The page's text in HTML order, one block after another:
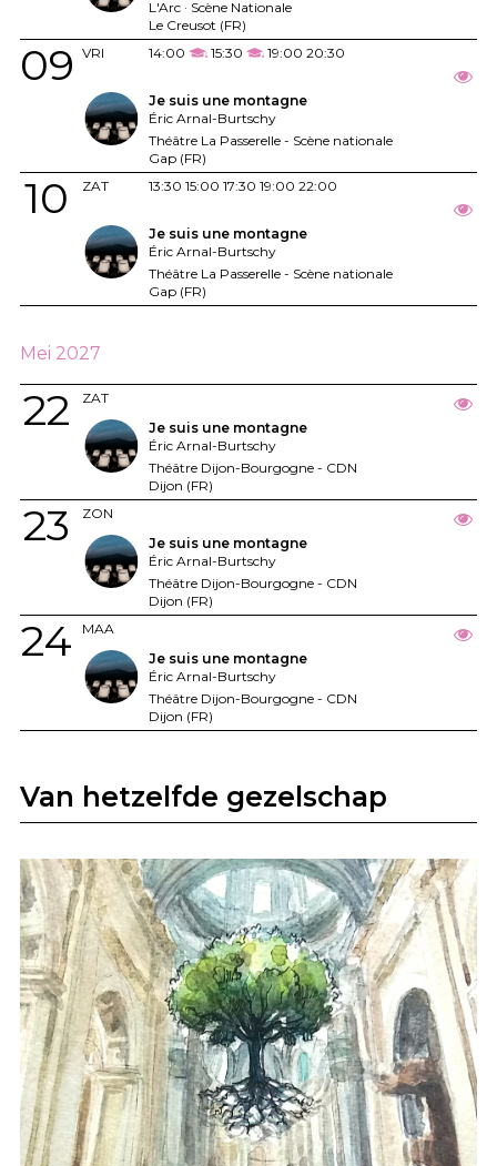
L'Arc · Scène Nationale
Le Creusot (FR)
VRI
09 14:00 15:30 19:0020:30
Je suis une montagne
Éric Arnal-Burtschy
Théâtre La Passerelle - Scène nationale
Gap (FR)
ZAT
10 13:30 15:00 17:30 19:00 22:00
Je suis une montagne
Éric Arnal-Burtschy
Théâtre La Passerelle - Scène nationale
Gap (FR)
Mei 2027
ZAT
22
Je suis une montagne
Éric Arnal-Burtschy
Théâtre Dijon-Bourgogne - CDN
Dijon (FR)
ZON
23
Je suis une montagne
Éric Arnal-Burtschy
Théâtre Dijon-Bourgogne - CDN
Dijon (FR)
MAA
24
Je suis une montagne
Éric Arnal-Burtschy
Théâtre Dijon-Bourgogne - CDN
Dijon (FR)
Van hetzelfde gezelschap